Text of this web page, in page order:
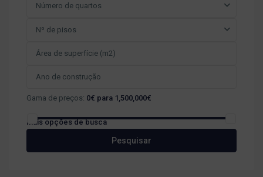
Número de quartos
Nº de pisos
Gama de preços: 0€ para 1,500,000€
Mais opções de busca
Pesquisar